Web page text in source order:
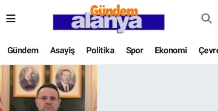
Gündem Asayiş Politika Spor Ekonomi